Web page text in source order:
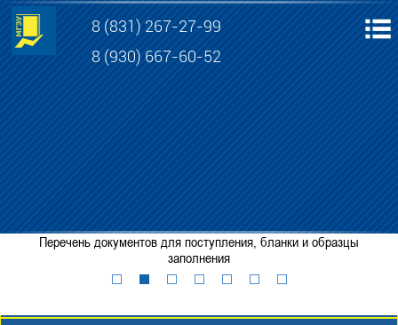
8 (831) 267-27-99
8 (930) 667-60-52
Перечень документов для поступления, бланки и образцы
заполнения
Забронировать место
Личный кабинет для абитуриента